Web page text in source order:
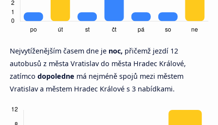
Nejvytíženějším časem dne je noc, přičemž jezdí 12
autobusů z města Vratislav do města Hradec Králové,
zatímco dopoledne má nejméně spojů mezi městem
Vratislav a městem Hradec Králové s 3 nabídkami.